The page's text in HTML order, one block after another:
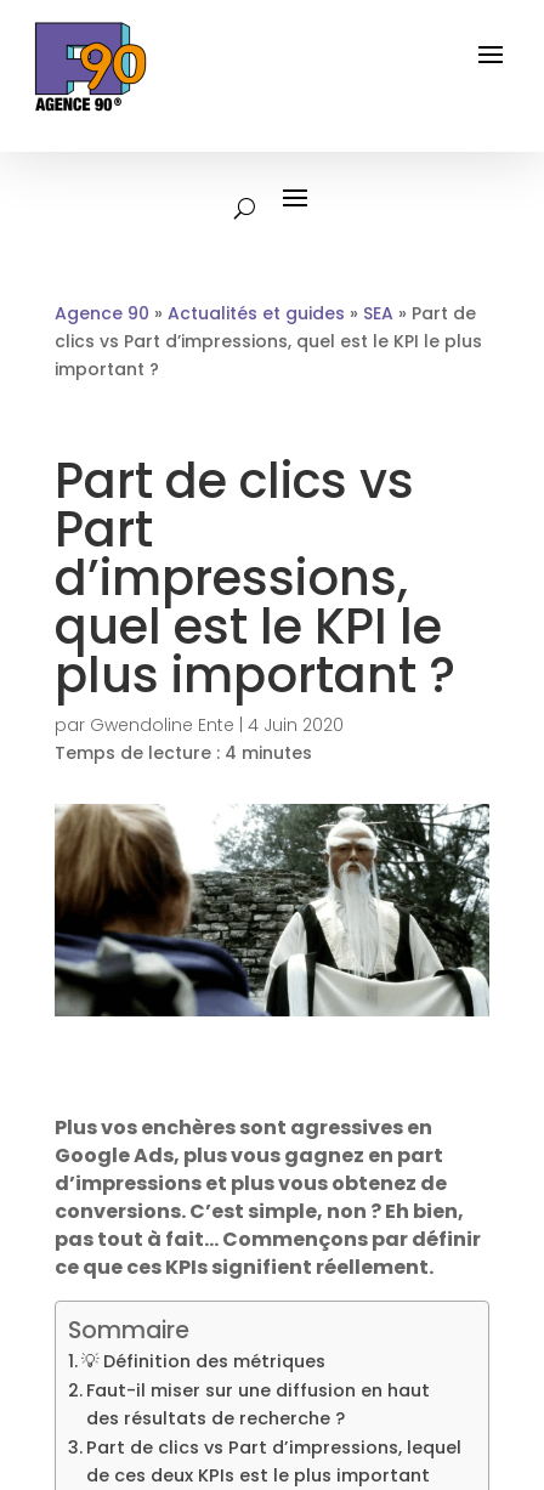
Agence 90 » Actualités et guides » SEA » Part de
clics vs Part d’impressions, quel est le KPI le plus
important ?
Part de clics vs
Part
d’impressions,
quel est le KPI le
plus important ?
par Gwendoline Ente 4 Juin 2020
Temps de lecture : 4 minutes
Plus vos enchères sont agressives en
Google Ads, plus vous gagnez en part
d’impressions et plus vous obtenez de
conversions. C’est simple, non ? Eh bien,
pas tout à fait… Commençons par définir
ce que ces KPIs signifient réellement.
Sommaire
💡 Définition des métriques
Faut-il miser sur une diffusion en haut
des résultats de recherche ?
Part de clics vs Part d’impressions, lequel
de ces deux KPIs est le plus important